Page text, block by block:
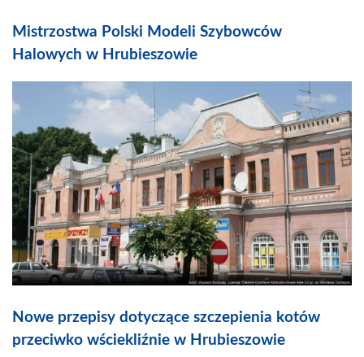
Mistrzostwa Polski Modeli Szybowców
Halowych w Hrubieszowie
Nowe przepisy dotyczące szczepienia kotów
przeciwko wściekliźnie w Hrubieszowie